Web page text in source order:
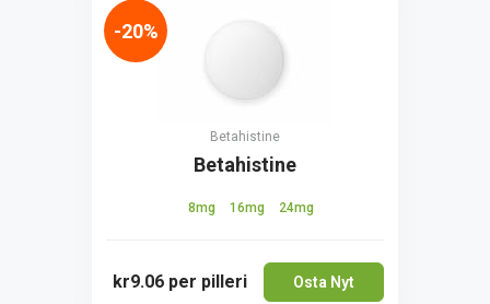
Betahistine
Betahistine
8mg 16mg 24mg
kr9.06 per pilleri Osta Nyt
-20%